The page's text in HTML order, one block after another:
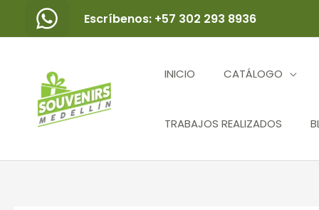
Escríbenos: +57 302 293 8936
INICIO CATÁLOGO
TRABAJOS REALIZADOS